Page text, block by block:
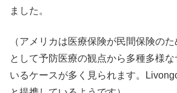
ました。
（アメリカは医療保険が民間保険の
として予防医療の観点から多種多様
いるケースが多く見られます。